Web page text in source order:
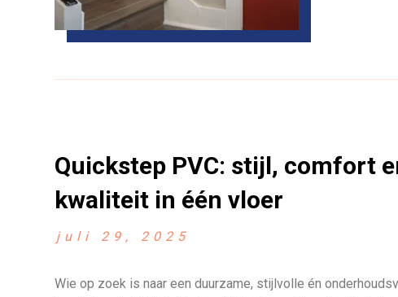
Quickstep PVC: stijl, comfort
kwaliteit in één vloer
juli 29, 2025
Wie op zoek is naar een duurzame, stijlvolle én